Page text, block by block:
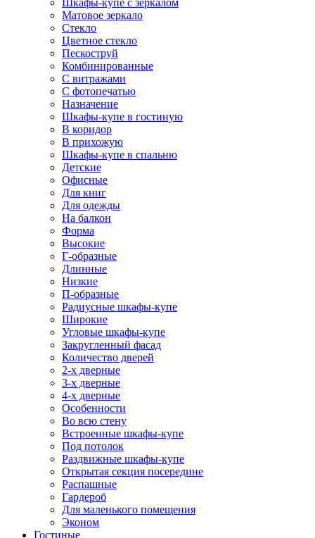
Шкафы-купе с зеркалом
Матовое зеркало
Стекло
Цветное стекло
Пескоструй
Комбинированные
С витражами
С фотопечатью
Назначение
Шкафы-купе в гостиную
В коридор
В прихожую
Шкафы-купе в спальню
Детские
Офисные
Для книг
Для одежды
На балкон
Форма
Высокие
Г-образные
Длинные
Низкие
П-образные
Радиусные шкафы-купе
Широкие
Угловые шкафы-купе
Закругленный фасад
Количество дверей
2-х дверные
3-х дверные
4-х дверные
Особенности
Во всю стену
Встроенные шкафы-купе
Под потолок
Раздвижные шкафы-купе
Открытая секция посередине
Распашные
Гардероб
Для маленького помещения
Эконом
Гостиные